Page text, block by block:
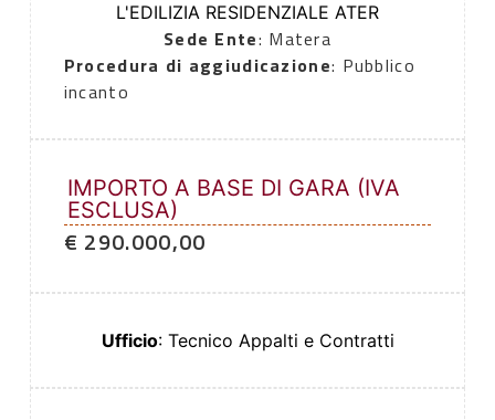
L'EDILIZIA RESIDENZIALE ATER
Sede Ente: Matera
Procedura di aggiudicazione: Pubblico
incanto
IMPORTO A BASE DI GARA (IVA
ESCLUSA)
€ 290.000,00
Ufficio: Tecnico Appalti e Contratti